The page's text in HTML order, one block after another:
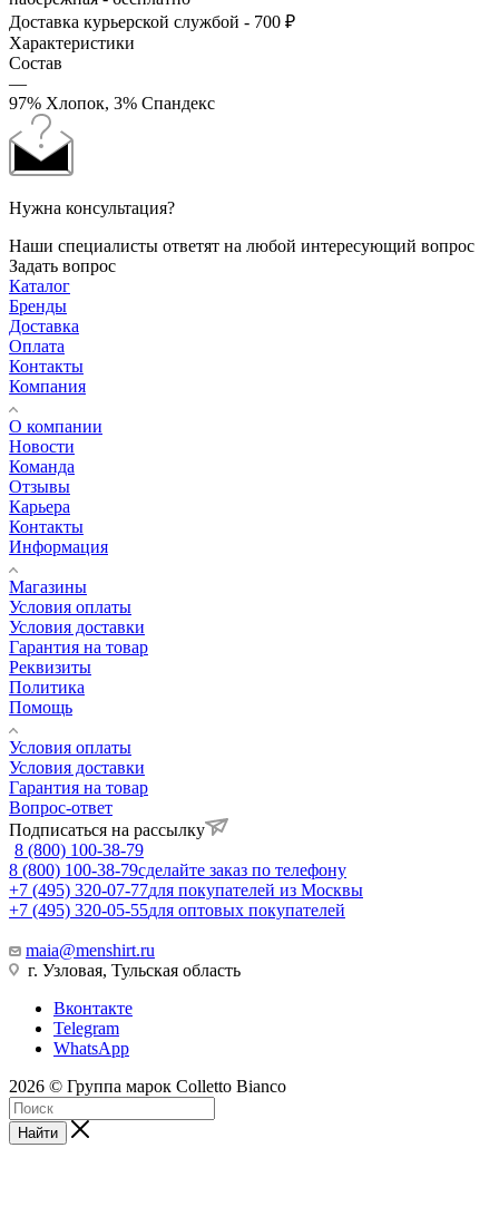
Доставка курьерской службой - 700 ₽
Характеристики
Состав
—
97% Хлопок, 3% Спандекс
Нужна консультация?
Наши специалисты ответят на любой интересующий вопрос
Задать вопрос
Каталог
Бренды
Доставка
Оплата
Контакты
Компания
О компании
Новости
Команда
Отзывы
Карьера
Контакты
Информация
Магазины
Условия оплаты
Условия доставки
Гарантия на товар
Реквизиты
Политика
Помощь
Условия оплаты
Условия доставки
Гарантия на товар
Вопрос-ответ
Подписаться на рассылку
8 (800) 100-38-79
8 (800) 100-38-79сделайте заказ по телефону
+7 (495) 320-07-77для покупателей из Москвы
+7 (495) 320-05-55для оптовых покупателей
maia@menshirt.ru
г. Узловая, Тульская область
Вконтакте
Telegram
WhatsApp
2026 © Группа марок Colletto Bianco
Найти